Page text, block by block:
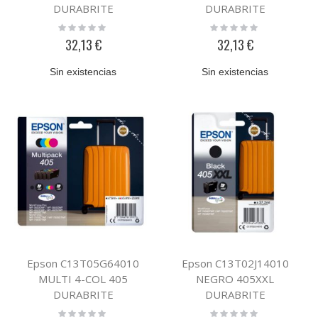
DURABRITE
Rating:
32,13 €
Sin existencias
DURABRITE
Rating:
32,13 €
Sin existencias
Epson C13T05G64010
MULTI 4-COL 405
DURABRITE
Rating:
Epson C13T02J14010
NEGRO 405XXL
DURABRITE
Rating: